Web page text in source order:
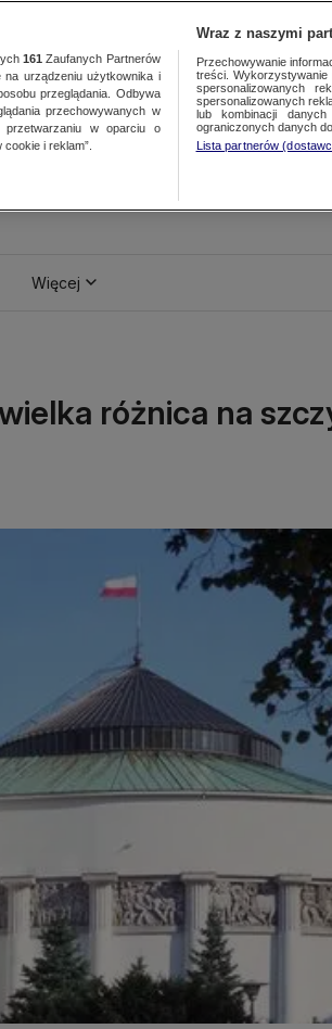
Więcej
różnica na
161 Zaufanych Partnerów
urządzeniu użytkownika i
przeglądania. Odbywa
przechowywanych w
w oparciu o
i reklam”.
Wraz z naszymi
Przechowywanie
treści.
spersonalizowanych
spersonalizowanych
lub kombinacji
ograniczonych danych
Lista partnerów